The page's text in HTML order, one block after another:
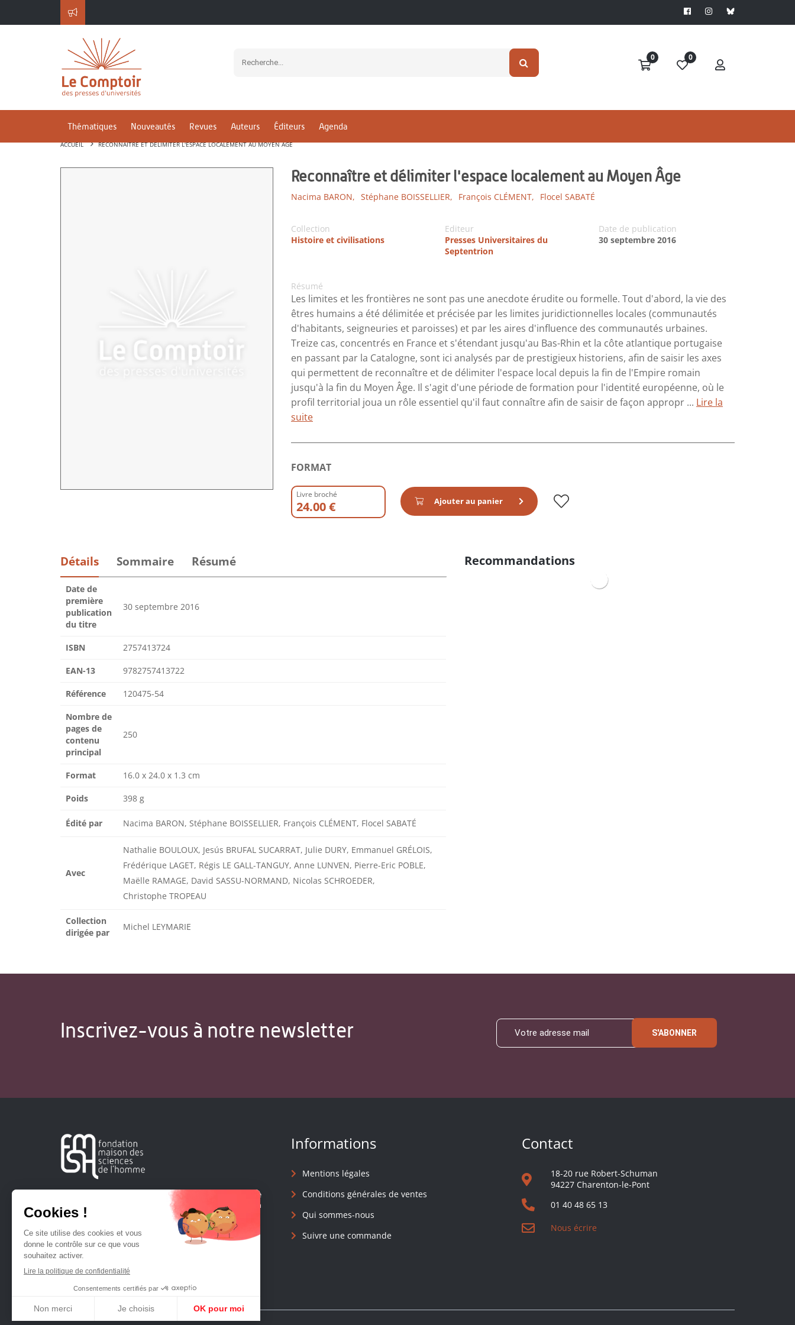
0 0
Thématiques Nouveautés Revues Auteurs Éditeurs Agenda
ACCUEIL RECONNAÎTRE ET DÉLIMITER L'ESPACE LOCALEMENT AU MOYEN ÂGE
Reconnaître et délimiter l'espace localement au Moyen Âge
Nacima BARON, Stéphane BOISSELLIER, François CLÉMENT, Flocel SABATÉ
Collection
Histoire et civilisations
Editeur
Presses Universitaires du
Septentrion
Date de publication
30 septembre 2016
Résumé
Les limites et les frontières ne sont pas une anecdote érudite ou formelle. Tout d'abord, la vie des
êtres humains a été délimitée et précisée par les limites juridictionnelles locales (communautés
d'habitants, seigneuries et paroisses) et par les aires d'influence des communautés urbaines.
Treize cas, concentrés en France et s'étendant jusqu'au Bas-Rhin et la côte atlantique portugaise
en passant par la Catalogne, sont ici analysés par de prestigieux historiens, afin de saisir les axes
qui permettent de reconnaître et de délimiter l'espace local depuis la fin de l'Empire romain
jusqu'à la fin du Moyen Âge. Il s'agit d'une période de formation pour l'identité européenne, où le
profil territorial joua un rôle essentiel qu'il faut connaître afin de saisir de façon appropr ... Lire la
suite
FORMAT
Livre broché
24.00 € Ajouter au panier
Détails Sommaire Résumé
Date de
première
publication
du titre
30 septembre 2016
ISBN 2757413724
EAN-13 9782757413722
Référence 120475-54
Nombre de
pages de
contenu
principal
250
Format 16.0 x 24.0 x 1.3 cm
Poids 398 g
Édité par Nacima BARON, Stéphane BOISSELLIER, François CLÉMENT, Flocel SABATÉ
Avec
Nathalie BOULOUX, Jesús BRUFAL SUCARRAT, Julie DURY, Emmanuel GRÉLOIS,
Frédérique LAGET, Régis LE GALL-TANGUY, Anne LUNVEN, Pierre-Eric POBLE,
Maëlle RAMAGE, David SASSU-NORMAND, Nicolas SCHROEDER,
Christophe TROPEAU
Collection
dirigée par
Michel LEYMARIE
Recommandations
Inscrivez-vous à notre newsletter S'ABONNER
Créée en 1963, la Fondation Maison Sciences de l'Homme
soutient la recherche et la diffusion des connaissances en
sciences humaines et sociales.
Informations
Mentions légales
Conditions générales de ventes
Qui sommes-nous
Suivre une commande
Contact
18-20 rue Robert-Schuman
94227 Charenton-le-Pont
01 40 48 65 13
Nous écrire